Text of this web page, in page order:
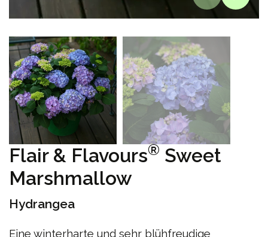
Flair & Flavours® Sweet
Marshmallow
Hydrangea
Eine winterharte und sehr blühfreudige